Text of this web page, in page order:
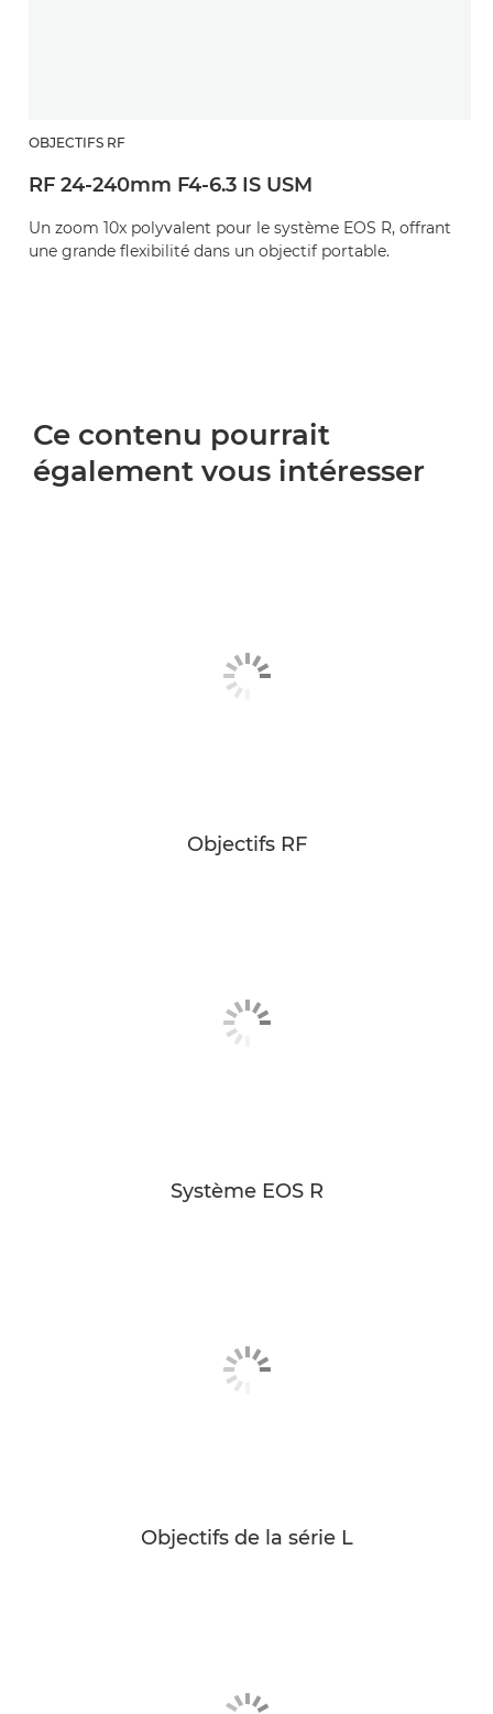
OBJECTIFS RF
RF 24-240mm F4-6.3 IS USM
Un zoom 10x polyvalent pour le système EOS R, offrant
une grande flexibilité dans un objectif portable.
Ce contenu pourrait
également vous intéresser
Objectifs RF
Système EOS R
Objectifs de la série L